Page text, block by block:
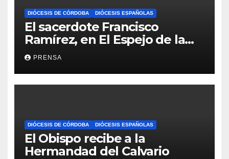
DIÓCESIS DE CÓRDOBA DIÓCESIS ESPAÑOLAS
El sacerdote Francisco
Ramírez, en El Espejo de la
Iglesia
PRENSA
DIÓCESIS DE CÓRDOBA DIÓCESIS ESPAÑOLAS
El Obispo recibe a la
Hermandad del Calvario